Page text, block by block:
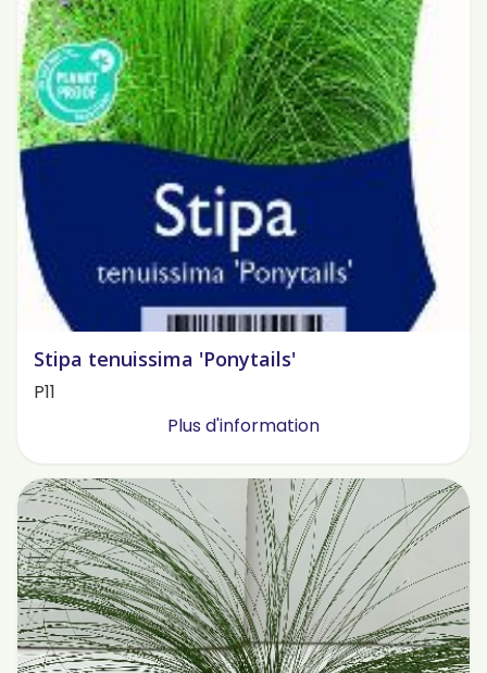
Stipa tenuissima 'Ponytails'
P11
Plus d'information